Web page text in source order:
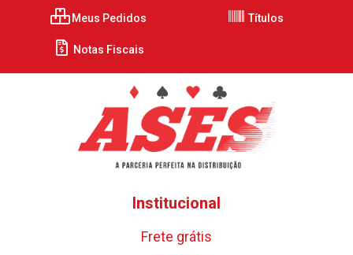
Meus Pedidos Títulos
Notas Fiscais
Institucional
Frete grátis